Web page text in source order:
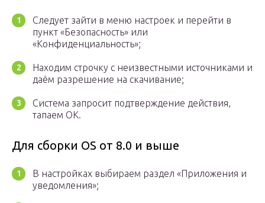
Следует зайти в меню настроек и перейти в
пункт «Безопасность» или
«Конфиденциальность»;
Находим строчку с неизвестными источниками и
даём разрешение на скачивание;
Система запросит подтверждение действия,
тапаем ОК.
Для сборки OS от 8.0 и выше
В настройках выбираем раздел «Приложения и
уведомления»;